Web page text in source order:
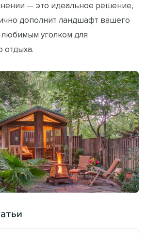
— это идеальное решение,
дополнит ландшафт вашего
любимым уголком для
отдыха.